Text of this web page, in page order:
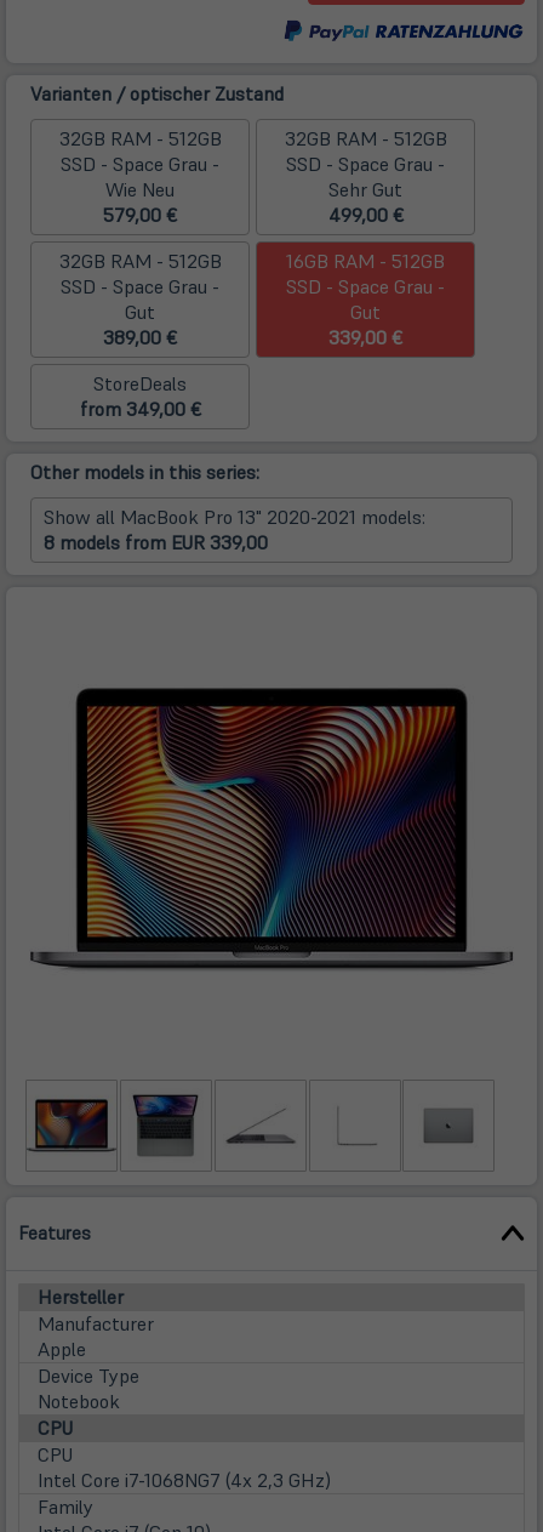
Varianten / optischer Zustand
32GB RAM - 512GB
SSD - Space Grau -
Wie Neu
579,00 €
32GB RAM - 512GB
SSD - Space Grau -
Sehr Gut
499,00 €
32GB RAM - 512GB
SSD - Space Grau -
Gut
389,00 €
16GB RAM - 512GB
SSD - Space Grau -
Gut
339,00 €
StoreDeals
from 349,00 €
Other models in this series:
Show all MacBook Pro 13" 2020-2021 models:
8 models from EUR 339,00
Features
Hersteller
Manufacturer
Apple
Device Type
Notebook
CPU
CPU
Intel Core i7-1068NG7 (4x 2,3 GHz)
Family